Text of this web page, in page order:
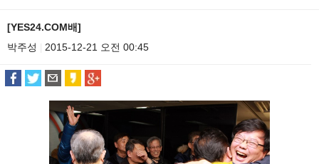
[YES24.COM배]
박주성
2015-12-21 오전 00:45